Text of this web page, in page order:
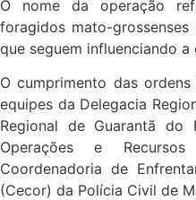
O nome da operação
foragidos mato-
que seguem influenciando
O cumprimento das
equipes da Delegacia
Regional de Guarantã do
Operações e
Coordenadoria de
(Cecor) da Polícia Civil de